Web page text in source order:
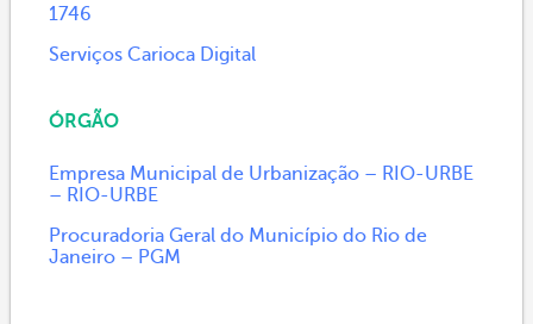
1746
Serviços Carioca Digital
ÓRGÃO
Empresa Municipal de Urbanização – RIO-URBE
– RIO-URBE
Procuradoria Geral do Município do Rio de
Janeiro – PGM